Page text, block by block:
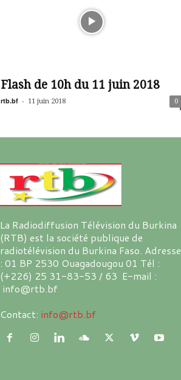
Flash de 10h du 11 juin 2018
rtb.bf - 11 juin 2018 0
La Radiodiffusion Télévision du Burkina
(RTB) est la société publique de
radiotélévision du Burkina Faso. Adresse
: 01 BP 2530 Ouagadougou 01 Tél :
(+226) 25 31-83-53 / 63 E-mail :
info@rtb.bf
Contact: info@rtb.bf